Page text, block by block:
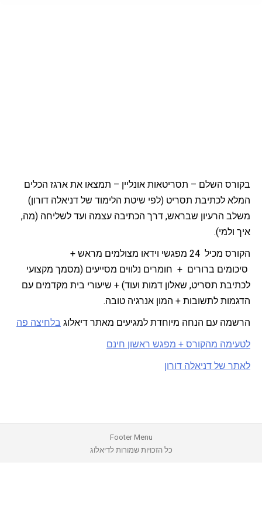
בק​ורס השלם – תסריטאות אונליין – תמצאו את ארגז הכלים
המלא לכתיבת תסריט (לפי שיטת הלימוד של דניאלה דורון)
משלב הרעיון שבראש, דרך הכתיבה עצמה ועד לשליחה (מה,
איך ולמ​י​).
הקורס מכיל 24 מפגשי וידאו מצולמים מראש +
סיכומים ברורים + חומרים נלווים מסייעים (מסמך מקצועי
לכתיבת תסריט, שאלון דמות ועוד) + שיעורי בית מקדמים עם
הדגמות לתשובות + המון אנרגיה טובה.
הרשמה עם הנחה מיוחדת למגיעים מאתר דיאלוג בלחיצה פה
לטעימה מהקורס + מפגש ראשון חינם
לאתר של דניאלה דורון
Footer Menu
כל הזכויות שמורות לדיאלוג